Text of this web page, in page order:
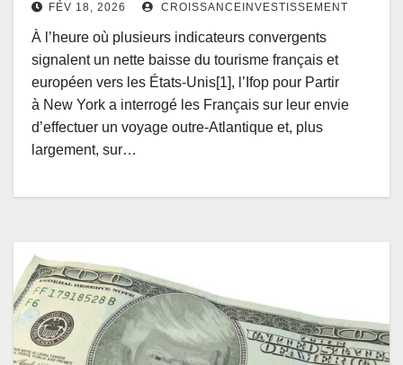
FÉV 18, 2026 CROISSANCEINVESTISSEMENT
À l’heure où plusieurs indicateurs convergents
signalent un nette baisse du tourisme français et
européen vers les États-Unis[1], l’Ifop pour Partir
à New York a interrogé les Français sur leur envie
d’effectuer un voyage outre-Atlantique et, plus
largement, sur…